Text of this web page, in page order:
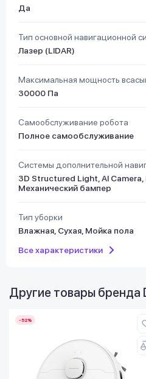
Да
Тип основной навигационной
Лазер (LIDAR)
Максимальная мощность
30000 Па
Самообслуживание робота
Полное самообслуживание
Системы дополнительной
3D Structured Light, AI
Механический бампер
Тип уборки
Влажная, Сухая, Мойка пола
Все характеристики
Другие товары бренда
-52%